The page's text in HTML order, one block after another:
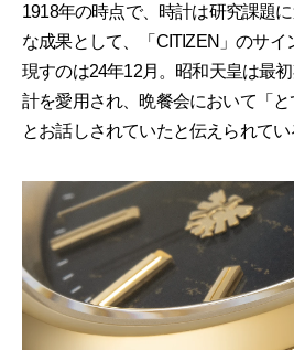
1918年の時点で、時計は研究課題
な成果として、「CITIZEN」のサ
現すのは24年12月。昭和天皇は最
計を愛用され、晩餐会において「と
とお話しされていたと伝えられてい